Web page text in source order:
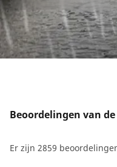
Beoordelingen van de
Er zijn 2859